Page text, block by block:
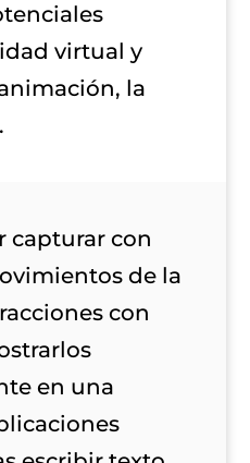
virtual y
la
capturar con
de la
con
en una